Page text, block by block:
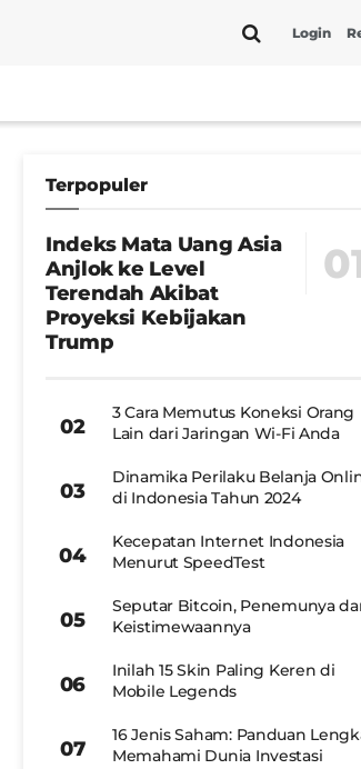
Login
Terpopuler
Indeks Mata Uang Asia
Anjlok ke Level
Terendah Akibat
Proyeksi Kebijakan
Trump
3 Cara Memutus Koneksi Orang
Lain dari Jaringan Wi-Fi Anda
Dinamika Perilaku Belanja
di Indonesia Tahun 2024
Kecepatan Internet Indonesia
Menurut SpeedTest
Seputar Bitcoin, Penemunya
Keistimewaannya
Inilah 15 Skin Paling Keren di
Mobile Legends
16 Jenis Saham: Panduan
Memahami Dunia Investasi